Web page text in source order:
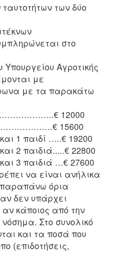
των δύο
στο
Αγροτικής
με
με τα παρακάτω
………………..€ 12000
……………….€ 15600
1 παιδί …..€ 19200
2 παιδιά.....€ 22800
3 παιδιά …€ 27600
να είναι ανήλικα
όρια
δεν υπάρχει
αν κάποιος από την
Στο συνολικό
και τα ποσά που
(επιδοτήσεις,